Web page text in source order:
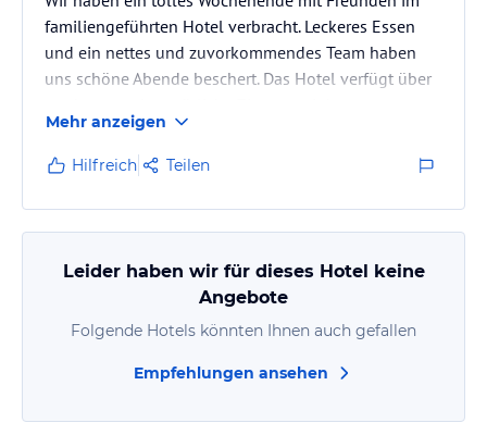
familiengeführten Hotel verbracht. Leckeres Essen
und ein nettes und zuvorkommendes Team haben
uns schöne Abende beschert. Das Hotel verfügt über
Betten. Sauna und Pool im Keller zum Entspannen
nach einem Tag in den Bergen.
Mehr anzeigen
Hilfreich Teilen
Leider haben wir für dieses Hotel keine
Angebote
Folgende Hotels könnten Ihnen auch gefallen
Empfehlungen ansehen